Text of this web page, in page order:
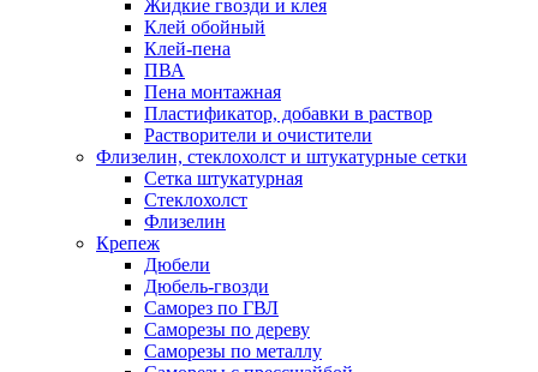
Жидкие гвозди и клея
Клей обойный
Клей-пена
ПВА
Пена монтажная
Пластификатор, добавки в раствор
Растворители и очистители
Флизелин, стеклохолст и штукатурные сетки
Сетка штукатурная
Стеклохолст
Флизелин
Крепеж
Дюбели
Дюбель-гвозди
Саморез по ГВЛ
Саморезы по дереву
Саморезы по металлу